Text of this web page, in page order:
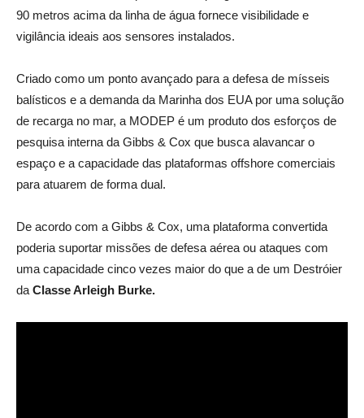
90 metros acima da linha de água fornece visibilidade e
vigilância ideais aos sensores instalados.
Criado como um ponto avançado para a defesa de mísseis
balísticos e a demanda da Marinha dos EUA por uma solução
de recarga no mar, a MODEP é um produto dos esforços de
pesquisa interna da Gibbs & Cox que busca alavancar o
espaço e a capacidade das plataformas offshore comerciais
para atuarem de forma dual.
De acordo com a Gibbs & Cox, uma plataforma convertida
poderia suportar missões de defesa aérea ou ataques com
uma capacidade cinco vezes maior do que a de um Destróier
da Classe Arleigh Burke.